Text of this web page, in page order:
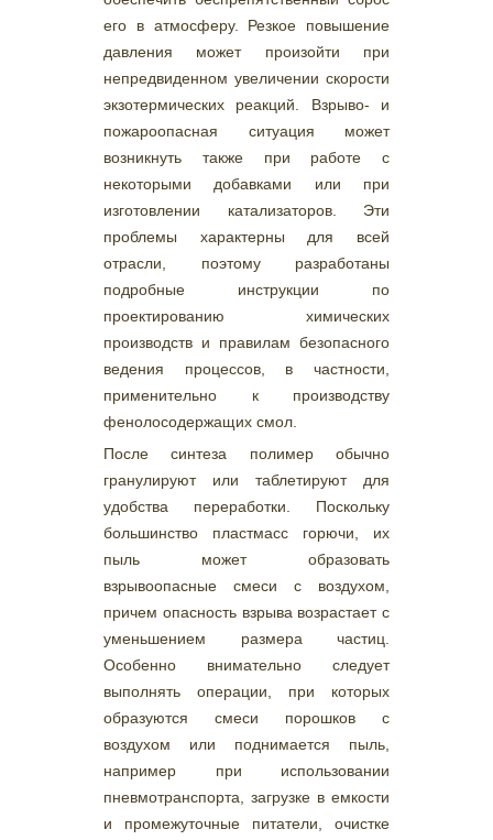
его в атмосферу. Резкое повышение
давления может произойти при
непредвиденном увеличении скорости
экзотермических реакций. Взрыво- и
пожароопасная ситуация может
возникнуть также при работе с
некоторыми добавками или при
изготовлении катализаторов. Эти
проблемы характерны для всей
отрасли, поэтому разработаны
подробные инструкции по
проектированию химических
производств и правилам безопасного
ведения процессов, в частности,
применительно к производству
фенолосодержащих смол.
После синтеза полимер обычно
гранулируют или таблетируют для
удобства переработки. Поскольку
большинство пластмасс горючи, их
пыль может образовать
взрывоопасные смеси с воздухом,
причем опасность взрыва возрастает с
уменьшением размера частиц.
Особенно внимательно следует
выполнять операции, при которых
образуются смеси порошков с
воздухом или поднимается пыль,
например при использовании
пневмотранспорта, загрузке в емкости
и промежуточные питатели, очистке